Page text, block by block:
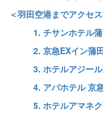
＜羽田空港までアクセ
1. チサンホテル
2. 京急EXイン蒲
3. ホテルアジー
4. アパホテル 京
5. ホテルアマネ